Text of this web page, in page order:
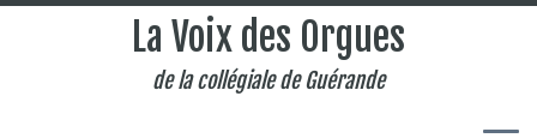
La Voix des Orgues
de la collégiale de Guérande